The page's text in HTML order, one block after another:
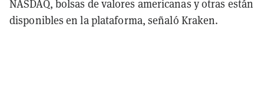
NASDAQ, bolsas de valores americanas y otras están
disponibles en la plataforma, señaló Kraken.